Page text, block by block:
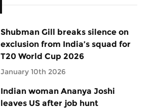
Shubman Gill breaks silence on
exclusion from India’s squad for
T20 World Cup 2026
January 10th 2026
Indian woman Ananya Joshi
leaves US after job hunt